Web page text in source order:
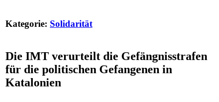
Kategorie: Solidarität
Die IMT verurteilt die Gefängnisstrafen
für die politischen Gefangenen in
Katalonien